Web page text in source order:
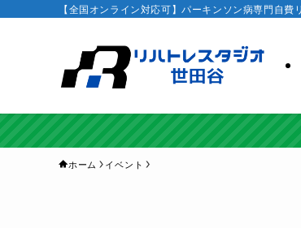
【全国オンライン対応可】パーキンソン病専門自
ホーム イベント